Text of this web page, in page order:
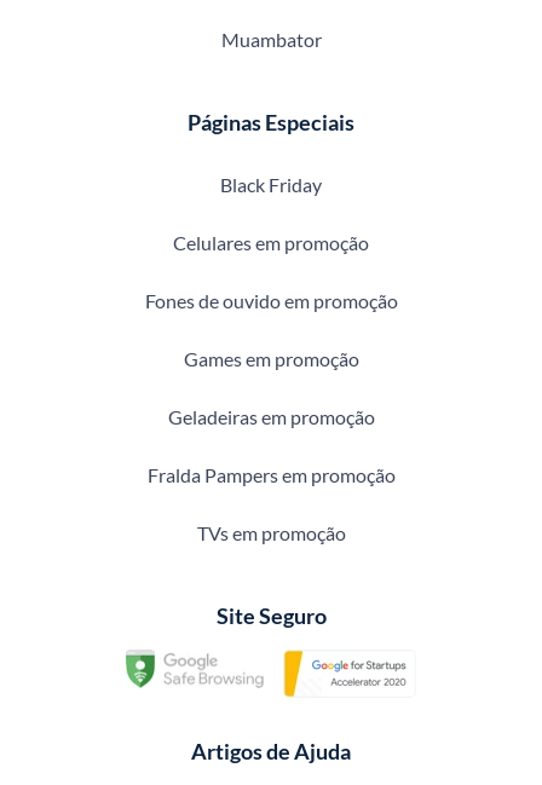
Muambator
Páginas Especiais
Black Friday
Celulares em promoção
Fones de ouvido em promoção
Games em promoção
Geladeiras em promoção
Fralda Pampers em promoção
TVs em promoção
Site Seguro
Artigos de Ajuda